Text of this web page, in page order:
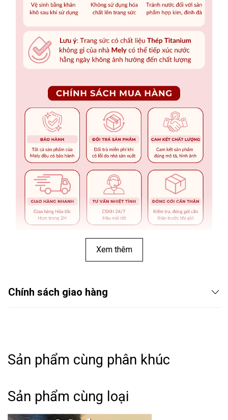
➤ Tên hàng hóa: Bông tai nữ hình tròn phong cách retro
thời trang nhẹ nhàng Mely VV86
Xem thêm
Chính sách giao hàng
Sản phẩm cùng phân khúc
Sản phẩm cùng loại